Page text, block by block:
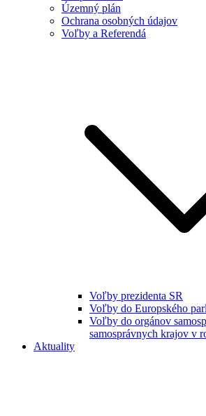
Územný plán
Ochrana osobných údajov
Voľby a Referendá
Voľby prezidenta SR
Voľby do Europského
Voľby do orgánov
samosprávnych krajov v
Aktuality